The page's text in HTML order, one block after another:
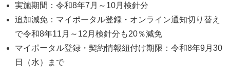
実施期間：令和8年7月～10月検針分
追加減免：マイポータル登録・オンライン通知切り替え
で令和8年11月～12月検針分も20％減免
マイポータル登録・契約情報紐付け期限：令和8年9月30
日（水）まで